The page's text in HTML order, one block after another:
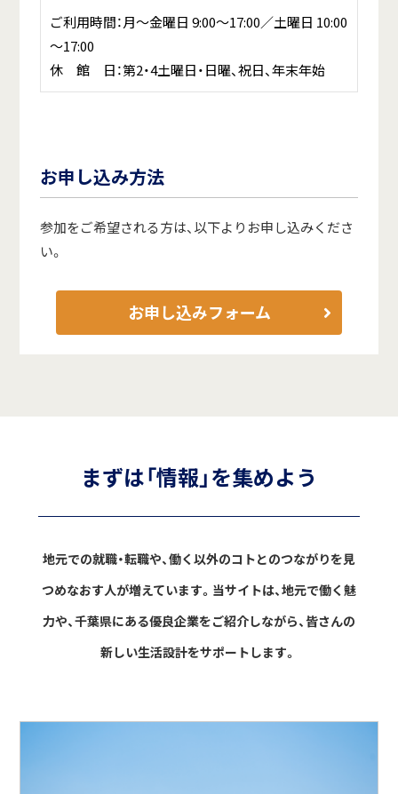
ご利用時間：月～金曜日 9:00～17:00／土曜日 10:00
～17:00
休 館 日：第2・4土曜日・日曜、祝日、年末年始
お申し込み方法
参加をご希望される方は、以下よりお申し込みくださ
い。
お申し込みフォーム
まずは「情報」を集めよう
地元での就職・転職や、働く以外のコトとのつながりを見
つめなおす人が増えています。 当サイトは、地元で働く魅
力や、千葉県にある優良企業をご紹介しながら、皆さんの
新しい生活設計をサポートします。